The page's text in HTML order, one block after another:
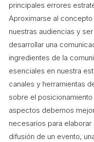
principales errores
Aproximarse al
nuestras audiencias y
desarrollar una
ingredientes de la
esenciales en nuestra
canales y herramientas
sobre el
aspectos debemos
necesarios para
difusión de un evento,